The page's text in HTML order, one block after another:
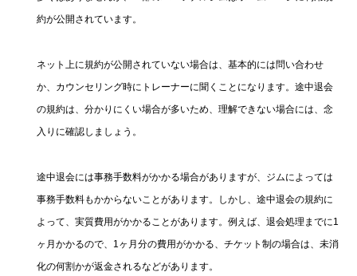
約が公開されています。
ネット上に規約が公開されていない場合は、基本的には問い合わせ
か、カウンセリング時にトレーナーに聞くことになります。途中退会
の規約は、分かりにくい場合が多いため、理解できない場合には、念
入りに確認しましょう。
途中退会には事務手数料がかかる場合がありますが、ジムによっては
事務手数料もかからないことがあります。しかし、途中退会の規約に
よって、実質費用がかかることがあります。例えば、退会処理までに1
ヶ月かかるので、1ヶ月分の費用がかかる、チケット制の場合は、未消
化の何割かが返金されるなどがあります。